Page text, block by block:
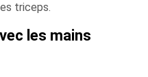
triceps.
les mains